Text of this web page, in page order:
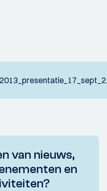
van nieuws,
en